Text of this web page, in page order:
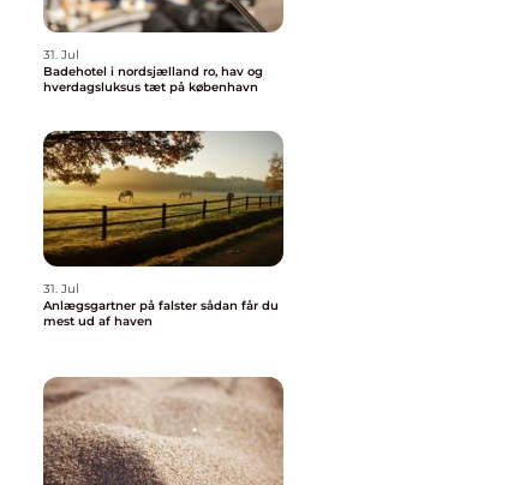
31. Jul
Badehotel i nordsjælland ro, hav og
hverdagsluksus tæt på københavn
31. Jul
Anlægsgartner på falster sådan får du
mest ud af haven